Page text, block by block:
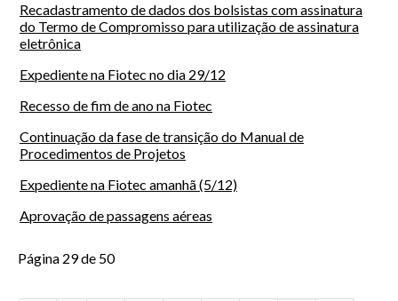
Recadastramento de dados dos bolsistas com assinatura
do Termo de Compromisso para utilização de assinatura
eletrônica
Expediente na Fiotec no dia 29/12
Recesso de fim de ano na Fiotec
Continuação da fase de transição do Manual de
Procedimentos de Projetos
Expediente na Fiotec amanhã (5/12)
Aprovação de passagens aéreas
Página 29 de 50